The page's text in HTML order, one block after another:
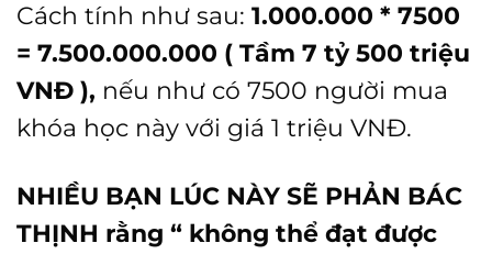
Cách tính như sau: 1.000.000 * 7500
= 7.500.000.000 ( Tầm 7 tỷ 500 triệu
VNĐ ), nếu như có 7500 người mua
khóa học này với giá 1 triệu VNĐ.
NHIỀU BẠN LÚC NÀY SẼ PHẢN BÁC
THỊNH rằng “ không thể đạt được